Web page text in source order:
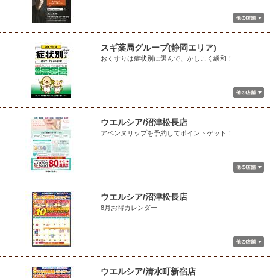
スギ薬局グループ(静岡エリア)
おくすりは症状別に選んで、かしこく緩和！
ウエルシア/沼津松長店
アベンヌリップを予約してポイントゲット！
ウエルシア/沼津松長店
8月お得カレンダー
ウエルシア/清水町新宿店